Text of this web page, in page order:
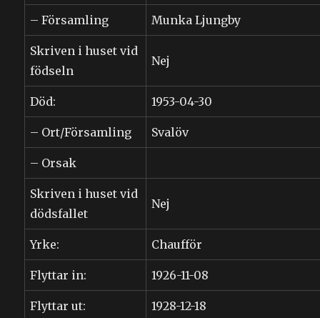
– Församling Munka Ljungby
Skriven i huset vid
födseln
Nej
Död: 1953-04-30
– Ort/Församling Svalöv
– Orsak
Skriven i huset vid
dödsfallet
Nej
Yrke: Chaufför
Flyttar in: 1926-11-08
Flyttar ut: 1928-12-18